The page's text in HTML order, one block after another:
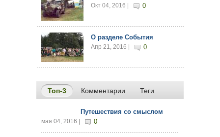
Окт 04, 2016 | 0
О разделе События
Апр 21, 2016 | 0
Топ-3 (активная вкладка)
Комментарии Теги
Путешествия со смыслом
мая 04, 2016 | 0